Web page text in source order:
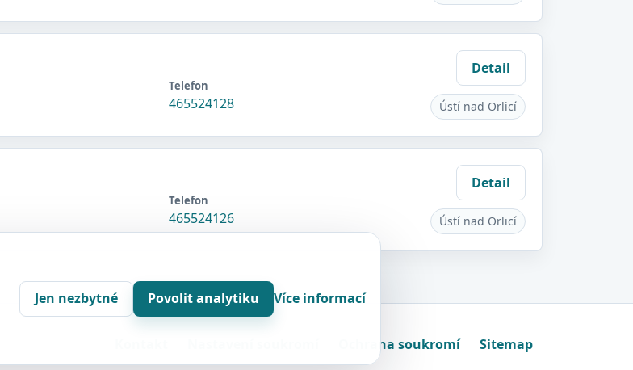
Telefon
465524128
Detail
Ústí nad Orlicí
Telefon
465524126
Detail
Ústí nad Orlicí
Ochrana soukromí Sitemap
Jen nezbytné Povolit analytiku Více informací